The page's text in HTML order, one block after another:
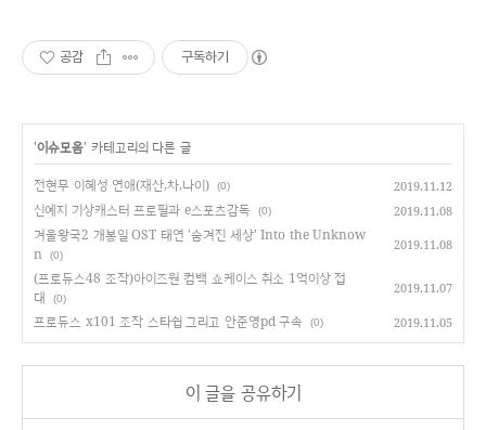
공감 구독하기
'이슈모음' 카테고리의 다른 글
전현무 이혜성 연애(재산,차,나이) (0) 2019.11.12
신예지 기상캐스터 프로필과 e스포츠감독 (0) 2019.11.08
겨울왕국2 개봉일 OST 태연 '숨겨진 세상' Into the Unknow
n
(0)
2019.11.08
(프로듀스48 조작)아이즈원 컴백 쇼케이스 취소 1억이상 접
대
(0)
2019.11.07
프로듀스 x101 조작 스타쉽 그리고 안준영pd 구속 (0) 2019.11.05
이 글을 공유하기